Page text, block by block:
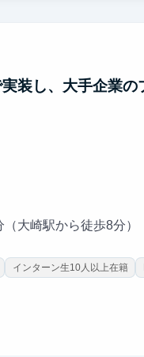
装し、大手企業
大崎駅から徒歩8分）
インターン生10人以上在籍